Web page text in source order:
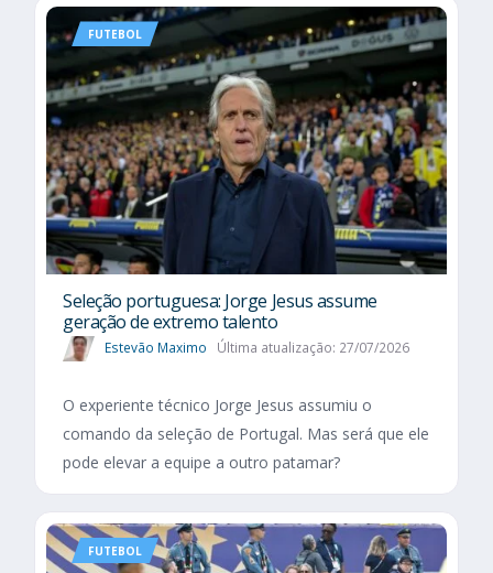
FUTEBOL
Seleção portuguesa: Jorge Jesus assume
geração de extremo talento
Estevão Maximo Última atualização: 27/07/2026
O experiente técnico Jorge Jesus assumiu o
comando da seleção de Portugal. Mas será que ele
pode elevar a equipe a outro patamar?
FUTEBOL